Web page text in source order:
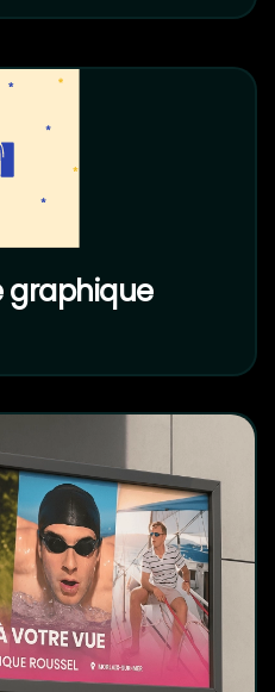
graphique